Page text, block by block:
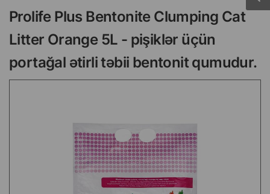
Prolife Plus Bentonite Clumping Cat
Litter Orange 5L - pişiklər üçün
portağal ətirli təbii bentonit qumudur.